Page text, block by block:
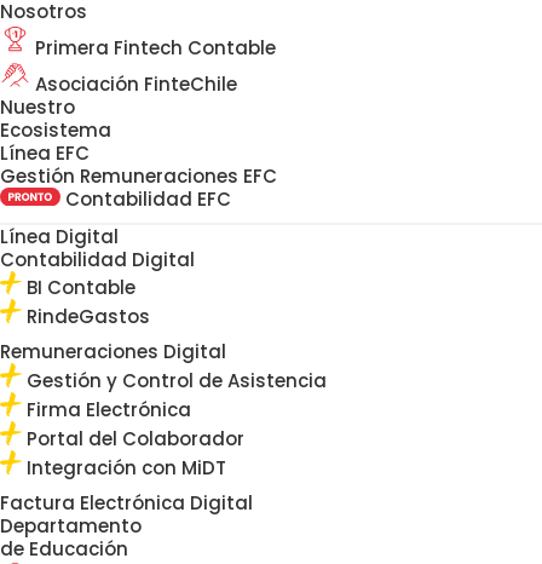
Nosotros
Primera Fintech Contable
Asociación FinteChile
Nuestro
Ecosistema
Línea EFC
Gestión Remuneraciones EFC
Contabilidad EFC
Línea Digital
Contabilidad Digital
BI Contable
RindeGastos
Remuneraciones Digital
Gestión y Control de Asistencia
Firma Electrónica
Portal del Colaborador
Integración con MiDT
Factura Electrónica Digital
Departamento
de Educación